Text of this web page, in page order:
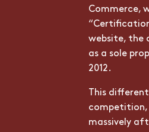
Commerce,
website, the
as a sole
2012.
This
competition,
massively